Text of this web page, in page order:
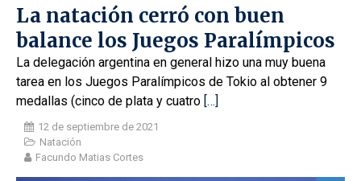
La natación cerró con buen
balance los Juegos Paralímpicos
La delegación argentina en general hizo una muy buena
tarea en los Juegos Paralímpicos de Tokio al obtener 9
medallas (cinco de plata y cuatro […]
12 de septiembre de 2021
Natación
Facundo Matias Cortes